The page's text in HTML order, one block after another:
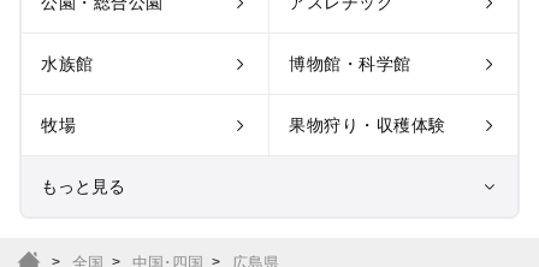
水族館 博物館・科学館
牧場 果物狩り・収穫体験
もっと見る
全国 中国･四国 広島県